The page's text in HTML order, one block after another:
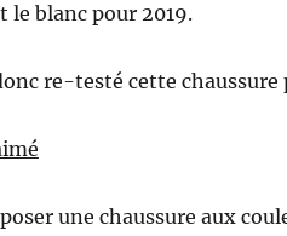
le blanc pour 2019.
re-testé cette chaussure
une chaussure aux